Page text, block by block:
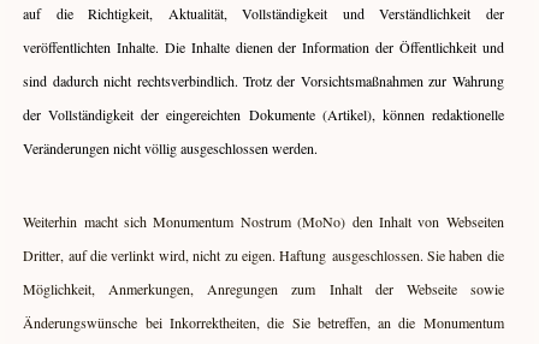
auf die Richtigkeit, Aktualität, Vollständigkeit und Verständlichkeit der
veröffentlichten Inhalte. Die Inhalte dienen der Information der Öffentlichkeit und
sind dadurch nicht rechtsverbindlich. Trotz der Vorsichtsmaßnahmen zur Wahrung
der Vollständigkeit der eingereichten Dokumente (Artikel), können redaktionelle
Veränderungen nicht völlig ausgeschlossen werden.
Weiterhin macht sich Monumentum Nostrum (MoNo) den Inhalt von Webseiten
Dritter, auf die verlinkt wird, nicht zu eigen. Haftung ausgeschlossen. Sie haben die
Möglichkeit, Anmerkungen, Anregungen zum Inhalt der Webseite sowie
Änderungswünsche bei Inkorrektheiten, die Sie betreffen, an die Monumentum